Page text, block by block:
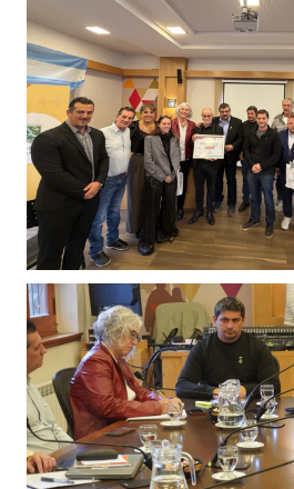
REFORMA DE LA CARTA ORGÁNICA